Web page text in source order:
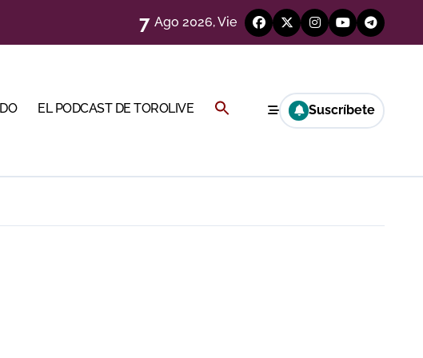
Santa María esta noche
7 Ago 2026, Vie
EL PODCAST DE TOROLIVE Buscar: Suscríbete